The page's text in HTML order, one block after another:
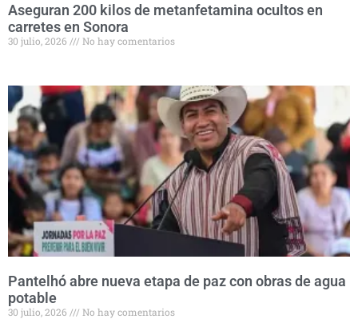
Aseguran 200 kilos de metanfetamina ocultos en
carretes en Sonora
30 julio, 2026 No hay comentarios
Pantelhó abre nueva etapa de paz con obras de agua
potable
30 julio, 2026 No hay comentarios